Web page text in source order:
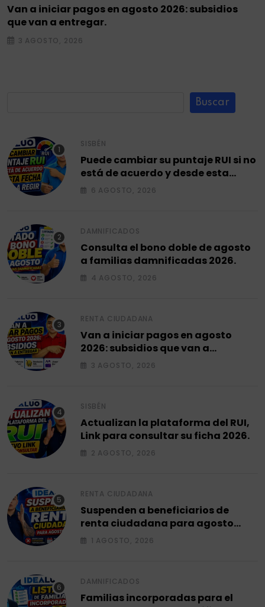
Van a iniciar pagos en agosto 2026: subsidios
que van a entregar.
3 AGOSTO, 2026
Buscar
SISBÉN
Puede cambiar su puntaje RUI si no
está de acuerdo y desde esta
fecha empieza a regir en el 2026.
6 AGOSTO, 2026
DAMNIFICADOS
Consulta el bono doble de agosto
a familias damnificadas 2026.
4 AGOSTO, 2026
RENTA CIUDADANA
Van a iniciar pagos en agosto
2026: subsidios que van a
entregar.
3 AGOSTO, 2026
SISBÉN
Actualizan la plataforma del RUI,
Link para consultar su ficha 2026.
2 AGOSTO, 2026
RENTA CIUDADANA
Suspenden a beneficiarios de
renta ciudadana para agosto
2026.
1 AGOSTO, 2026
DAMNIFICADOS
Familias incorporadas para el